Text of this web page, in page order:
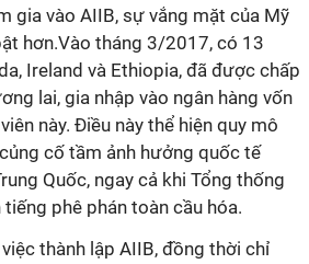
gia vào AIIB, sự vắng mặt của Mỹ
hơn.Vào tháng 3/2017, có 13
Ireland và Ethiopia, đã được chấp
lai, gia nhập vào ngân hàng vốn
này. Điều này thể hiện quy mô
cố tầm ảnh hưởng quốc tế
Quốc, ngay cả khi Tổng thống
phê phán toàn cầu hóa.
thành lập AIIB, đồng thời chỉ